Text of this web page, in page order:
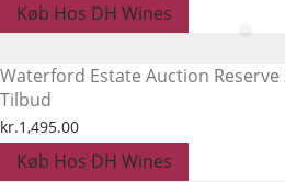
Køb Hos DH Wines
Waterford Estate Auction Reserve
Tilbud
kr.1,495.00
Køb Hos DH Wines